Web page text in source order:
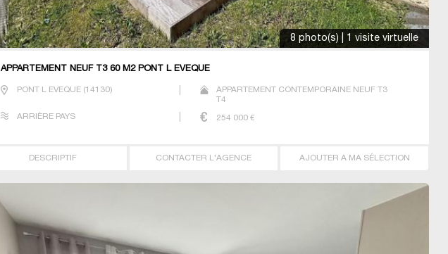
8 photo(s) | 1 visite virtuelle
APPARTEMENT NEUF T3 60 M2 PONT L EVEQUE
PONT L EVEQUE (14130)
APPARTEMENT CONTEMPORAINE NEUF T3
T4
ARRIÈRE PAYS 254 000 €
DESCRIPTIF CONTACTER L'AGENCE AJOUTER A MA SÉLECTION